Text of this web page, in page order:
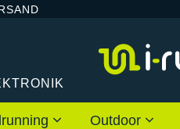
Outdoor